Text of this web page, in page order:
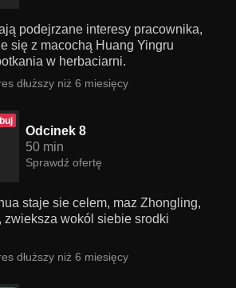
podejrzane interesy pracownika,
się z macochą Huang Yingru
w herbaciarni.
dłuższy niż 6 miesięcy
Odcinek 8
50 min
Sprawdź ofertę
staje sie celem, maz Zhongling,
zwieksza wokól siebie srodki
dłuższy niż 6 miesięcy